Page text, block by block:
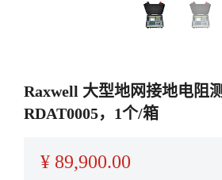
Raxwell 大型地网接地电阻
RDAT0005，1个/箱
¥ 89,900.00